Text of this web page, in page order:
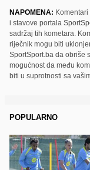
NAPOMENA:
i stavove portala
sadržaj tih kometara.
riječnik mogu biti
SportSport.ba da obriše
mogućnost da među
biti u suprotnosti sa
POPULARNO